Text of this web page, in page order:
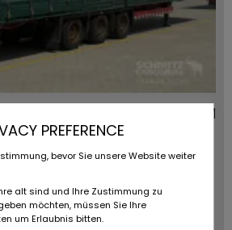
Oplegger 0 KM
/
Types de véhicules:
Premier registre:
4 / 2012
PREFERENCE
bevor Sie unsere Website weiter
alt sind und Ihre Zustimmung zu
möchten, müssen Sie Ihre
um Erlaubnis bitten.